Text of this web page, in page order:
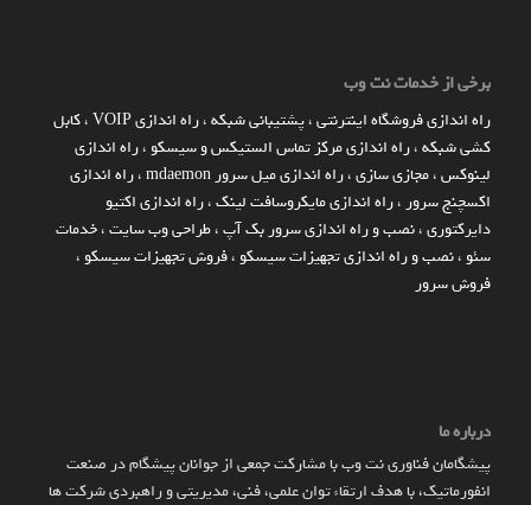
برخی از خدمات نت وب
راه اندازي فروشگاه اينترنتي،پشتیبانی شبکه،راه اندازی VOIP ،کابل
کشی شبکه،راه اندازی مرکز تماس الستیکس و سیسکو ،راه اندازی
لینوکس،مجازی سازی،راه اندازی میل سرور mdaemon ،راه اندازی
اکسچنج سرور ،راه اندازی مایکروسافت لینک،راه اندازی اکتیو
دایرکتوری،نصب و راه اندازی سرور بک آپ،طراحی وب سایت،خدمات
سئو ،نصب و راه اندازی تجهیزات سیسکو ،فروش تجهیزات سیسکو ،
فروش سرور
درباره ما
پیشگامان فناوری نت وب با مشارکت جمعی از جوانان پیشگام در صنعت
انفورماتیک، با هدف ارتقاء توان علمی، فنی، مدیریتی و راهبردی شرکت ها